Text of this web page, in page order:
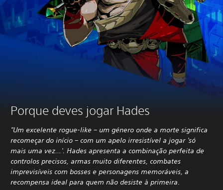
Porque deves jogar Hades
"Um excelente rogue-like – um género onde a morte significa
recomeçar do início – com um apelo irresistível a jogar 'só
mais uma vez…'. Hades apresenta a combinação perfeita de
controlos precisos, armas muito diferentes, combates
imprevisíveis com bosses e personagens memoráveis, a
recompensa ideal para quem não desiste à primeira.